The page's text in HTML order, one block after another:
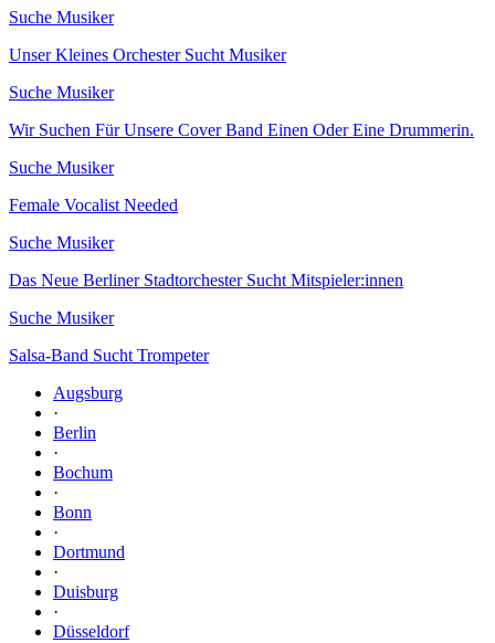
Suche Musiker
Unser Kleines Orchester Sucht Musiker
Suche Musiker
Wir Suchen Für Unsere Cover Band Einen Oder Eine Drummerin.
Suche Musiker
Female Vocalist Needed
Suche Musiker
Das Neue Berliner Stadtorchester Sucht Mitspieler:innen
Suche Musiker
Salsa-Band Sucht Trompeter
Augsburg
·
Berlin
·
Bochum
·
Bonn
·
Dortmund
·
Duisburg
·
Düsseldorf